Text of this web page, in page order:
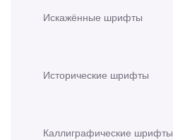
Искажённые шрифты
Исторические шрифты
Каллиграфические шрифты